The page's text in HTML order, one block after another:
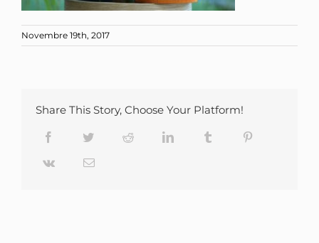
Novembre 19th, 2017
Share This Story, Choose Your Platform!
Facebook Twitter Reddit LinkedIn Tumblr
Vk Email